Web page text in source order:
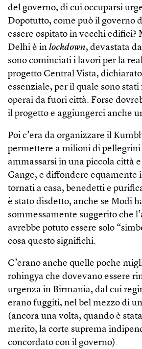
del governo, di cui occuparsi
Dopotutto, come può il governo
essere ospitato in vecchi edifici?
Delhi è in lockdown, devastata
sono cominciati i lavori per la
progetto Central Vista,
essenziale, per il quale sono
operai da fuori città. Forse
il progetto e aggiungerci anche
Poi c’era da organizzare il
permettere a milioni di
ammassarsi in una piccola città
Gange, e diffondere equamente
tornati a casa, benedetti e
è stato disdetto, anche se Modi
sommessamente suggerito che
avrebbe potuto essere solo
cosa questo significhi.
C’erano anche quelle poche
rohingya che dovevano essere
urgenza in Birmania, dal cui
erano fuggiti, nel bel mezzo di
(ancora una volta, quando è
merito, la corte suprema
concordato con il governo).